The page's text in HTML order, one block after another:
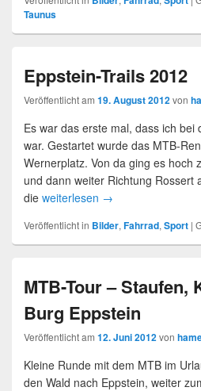
Taunus
Eppstein-Trails 2012
Veröffentlicht am 19. August 2012von
Es war das erste mal, dass ich bei
war. Gestartet wurde das MTB-
Wernerplatz. Von da ging es hoch
und dann weiter Richtung Rossert
die weiterlesen →
Veröffentlicht in Bilder, Fahrrad, Sport |
MTB-Tour – Staufen,
Burg Eppstein
Veröffentlicht am 12. Juni 2012von
Kleine Runde mit dem MTB im
den Wald nach Eppstein, weiter